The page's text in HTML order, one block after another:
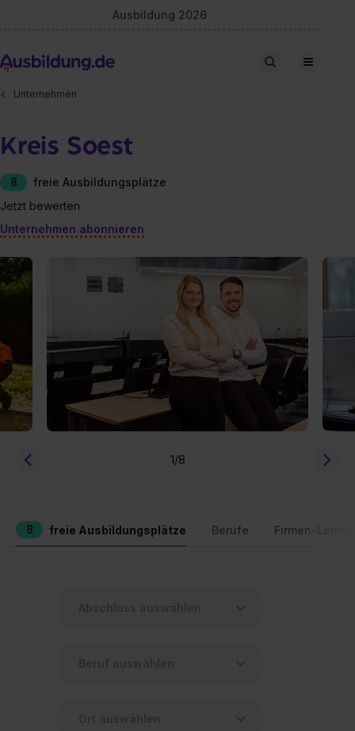
Ausbildung 2026
Stellen finden
Unternehmen
Kreis Soest
8
freie Ausbildungsplätze
Jetzt bewerten
Unternehmen abonnieren
1/8
8 freie Ausbildungsplätze Berufe Firmen-